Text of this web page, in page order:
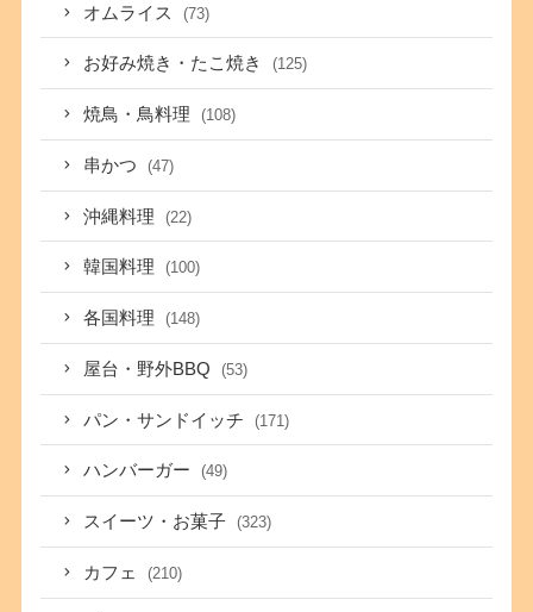
オムライス (73)
お好み焼き・たこ焼き (125)
焼鳥・鳥料理 (108)
串かつ (47)
沖縄料理 (22)
韓国料理 (100)
各国料理 (148)
屋台・野外BBQ (53)
パン・サンドイッチ (171)
ハンバーガー (49)
スイーツ・お菓子 (323)
カフェ (210)